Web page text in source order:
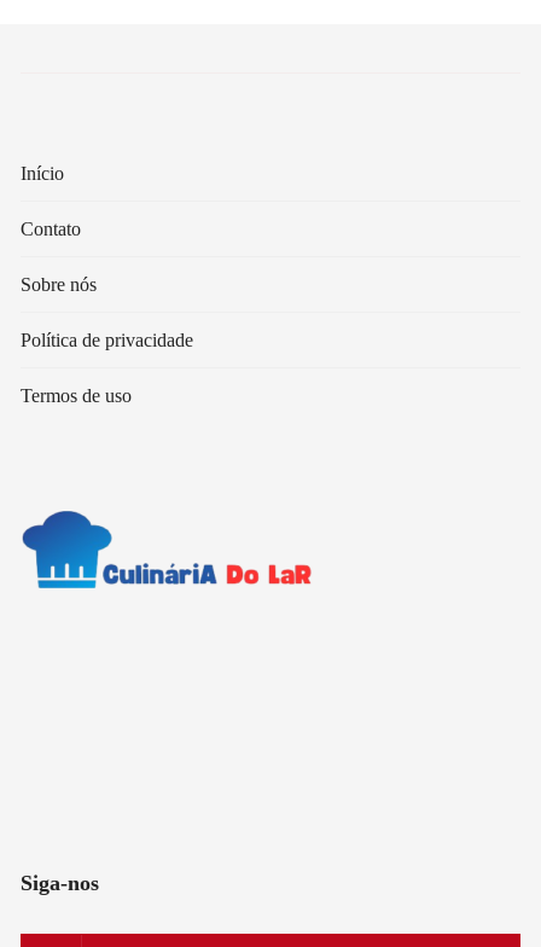
Início
Contato
Sobre nós
Política de privacidade
Termos de uso
Siga-nos